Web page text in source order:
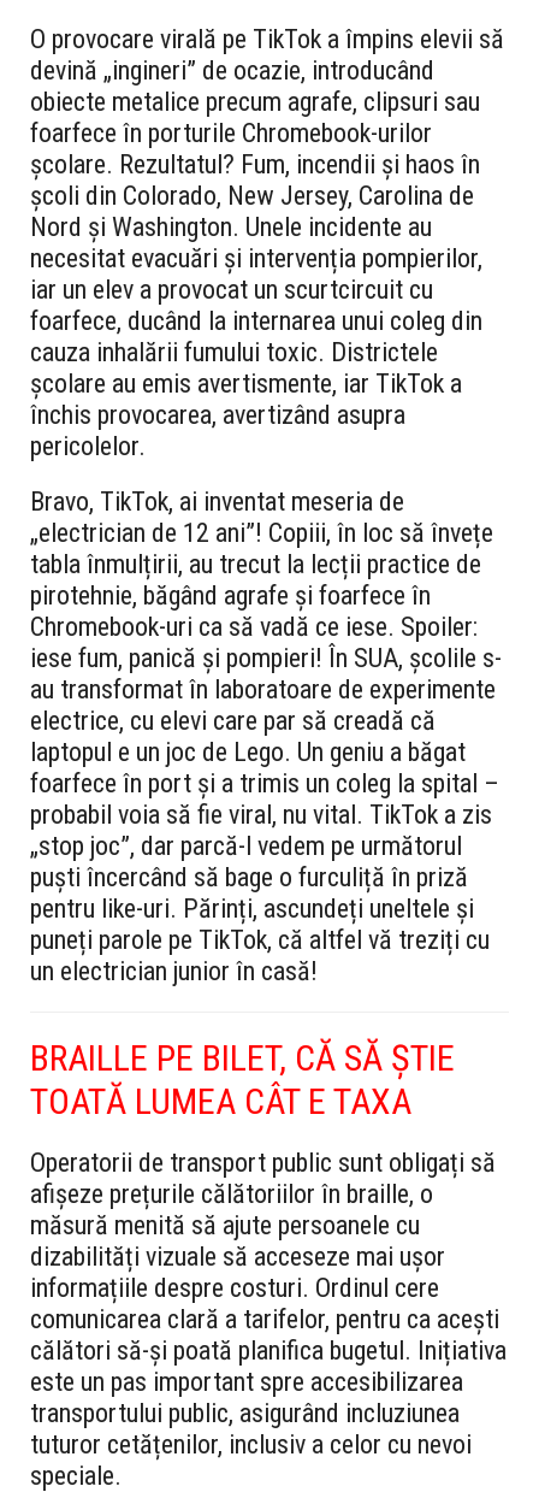
O provocare virală pe TikTok a împins elevii să
devină „ingineri” de ocazie, introducând
obiecte metalice precum agrafe, clipsuri sau
foarfece în porturile Chromebook-urilor
școlare. Rezultatul? Fum, incendii și haos în
școli din Colorado, New Jersey, Carolina de
Nord și Washington. Unele incidente au
necesitat evacuări și intervenția pompierilor,
iar un elev a provocat un scurtcircuit cu
foarfece, ducând la internarea unui coleg din
cauza inhalării fumului toxic. Districtele
școlare au emis avertismente, iar TikTok a
închis provocarea, avertizând asupra
pericolelor.
Bravo, TikTok, ai inventat meseria de
„electrician de 12 ani”! Copiii, în loc să învețe
tabla înmulțirii, au trecut la lecții practice de
pirotehnie, băgând agrafe și foarfece în
Chromebook-uri ca să vadă ce iese. Spoiler:
iese fum, panică și pompieri! În SUA, școlile s-
au transformat în laboratoare de experimente
electrice, cu elevi care par să creadă că
laptopul e un joc de Lego. Un geniu a băgat
foarfece în port și a trimis un coleg la spital –
probabil voia să fie viral, nu vital. TikTok a zis
„stop joc”, dar parcă-l vedem pe următorul
puști încercând să bage o furculiță în priză
pentru like-uri. Părinți, ascundeți uneltele și
puneți parole pe TikTok, că altfel vă treziți cu
un electrician junior în casă!
BRAILLE PE BILET, CĂ SĂ ȘTIE
TOATĂ LUMEA CÂT E TAXA
Operatorii de transport public sunt obligați să
afișeze prețurile călătoriilor în braille, o
măsură menită să ajute persoanele cu
dizabilități vizuale să acceseze mai ușor
informațiile despre costuri. Ordinul cere
comunicarea clară a tarifelor, pentru ca acești
călători să-și poată planifica bugetul. Inițiativa
este un pas important spre accesibilizarea
transportului public, asigurând incluziunea
tuturor cetățenilor, inclusiv a celor cu nevoi
speciale.